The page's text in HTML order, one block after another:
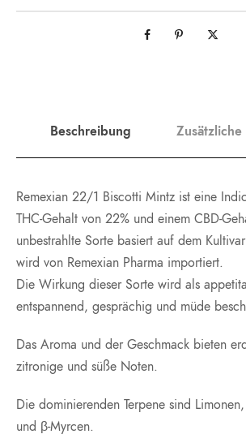
Beschreibung
Remexian 22/1 Biscotti Mintz ist eine
THC-Gehalt von 22% und einem CBD-
unbestrahlte Sorte basiert auf dem
wird von Remexian Pharma importiert.
Die Wirkung dieser Sorte wird als
entspannend, gesprächig und müde
Das Aroma und der Geschmack bieten
zitronige und süße Noten.
Die dominierenden Terpene sind
und β-Myrcen.